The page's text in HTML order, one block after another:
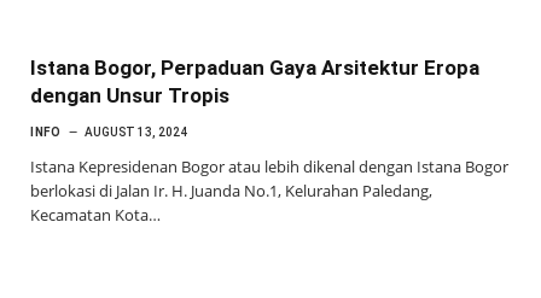
Istana Bogor, Perpaduan Gaya Arsitektur Eropa
dengan Unsur Tropis
INFO AUGUST 13, 2024
Istana Kepresidenan Bogor atau lebih dikenal dengan Istana Bogor
berlokasi di Jalan Ir. H. Juanda No.1, Kelurahan Paledang,
Kecamatan Kota…